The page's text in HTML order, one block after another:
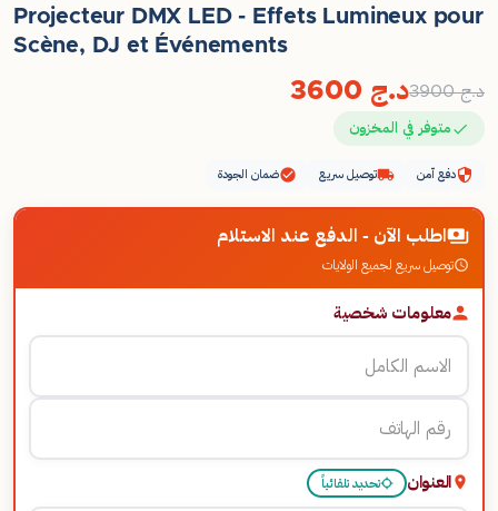
Projecteur DMX LED - Effets Lumineux pour
Scène, DJ et Événements
د.ج3900 د.ج
متوفر في المخزون
دفع آمن توصيل سريع ضمان الجودة
اطلب الآن - الدفع عند الاستلام
توصيل سريع لجميع الولايات
معلومات شخصية
العنوان تحديد تلقائياً